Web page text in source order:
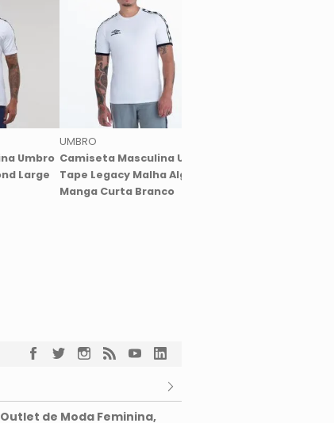
Umbro
Large
UMBRO
Camiseta Masculina Umbro
Tape Legacy Malha Algodão
Manga Curta Branco
de Moda Feminina,